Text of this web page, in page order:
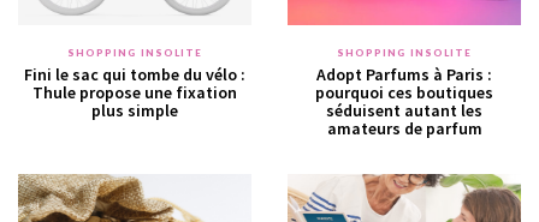
SHOPPING INSOLITE
Fini le sac qui tombe du vélo :
Thule propose une fixation
plus simple
SHOPPING INSOLITE
Adopt Parfums à Paris :
pourquoi ces boutiques
séduisent autant les
amateurs de parfum